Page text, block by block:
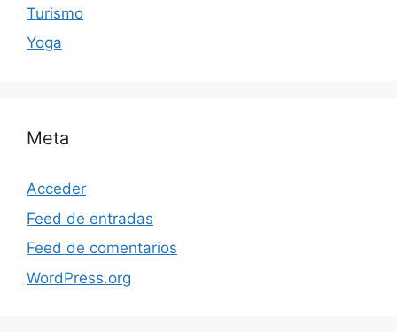
Turismo
Yoga
Meta
Acceder
Feed de entradas
Feed de comentarios
WordPress.org